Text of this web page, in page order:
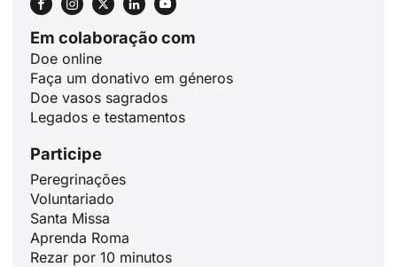
Em colaboração com
Doe online
Faça um donativo em géneros
Doe vasos sagrados
Legados e testamentos
Participe
Peregrinações
Voluntariado
Santa Missa
Aprenda Roma
Rezar por 10 minutos